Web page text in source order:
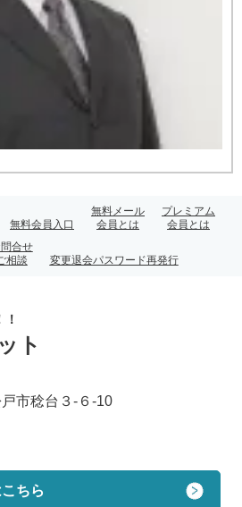
無料会員入口
無料メール
会員とは
プレミアム
会員とは
合せ
相談
変更退会パスワード再発行
ト
市稔台３-６-10
ちら